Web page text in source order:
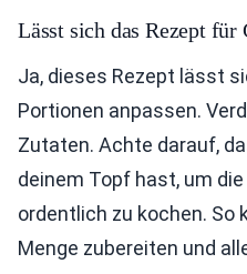
Lässt sich das Rezept für
Ja, dieses Rezept lässt
Portionen anpassen.
Zutaten. Achte darauf,
deinem Topf hast, um
ordentlich zu kochen. So
Menge zubereiten und